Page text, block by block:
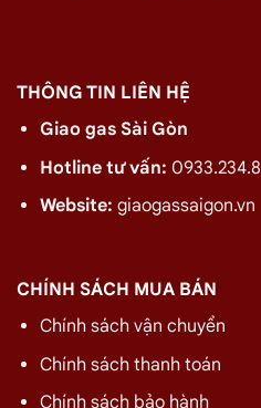
THÔNG TIN LIÊN HỆ
Giao gas Sài Gòn
Hotline tư vấn:
Website: giaogassaigon.vn
CHÍNH SÁCH MUA BÁN
Chính sách vận chuyển
Chính sách thanh toán
Chính sách bảo hành